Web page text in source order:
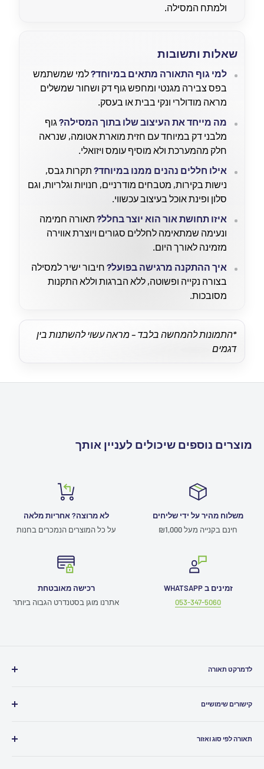
ולמתח המסילה.
שאלות ותשובות
למי גוף התאורה מתאים במיוחד?למי שמשתמש
בפס צבירה מגנטי ומחפש גוף דק ושחור שמשלים
מראה מודולרי ונקי בבית או בעסק.
מה מייחד את העיצוב שלו בתוך המסילה? גוף
מלבני דק במיוחד עם חזית מוארת אטומה, שנראה
חלק מהמערכת ולא מוסיף עומס ויזואלי.
אילו חללים נהנים ממנו במיוחד? תקרות גבס,
נישות בקירות, מטבחים מודרניים, חנויות וגלריות, וגם
סלון ופינת אוכל בעיצוב עכשווי.
איזו תחושת אור הוא יוצר בחלל? תאורה חמימה
ונעימה שמתאימה לחללים סגורים ויוצרת אווירה
מזמינה לאורך היום.
איך ההתקנה מרגישה בפועל? חיבור ישיר למסילה
בצורה נקייה ופשוטה, ללא הברגות וללא התקנות
מסובכות.
*התמונות להמחשה בלבד – מראה עשוי להשתנות בין
דגמים
מוצרים נוספים שיכולים לעניין אותך
משלוח מהיר על ידי שליחים
חינם בקנייה מעל ₪1,000
לא מרוצה? אחריות מלאה
על כל המוצרים הנמכרים בחנות
זמינים ב WHATSAPP
053-347-5060
רכישה מאובטחת
אתרנו מוגן בסטנדרט הגבוה ביותר
לדמרקט תאורה
קישורים שימושיים
תקנון האתר
תאורה לפי סוג ואזור